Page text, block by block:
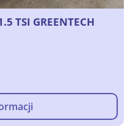
TSI GREENTECH